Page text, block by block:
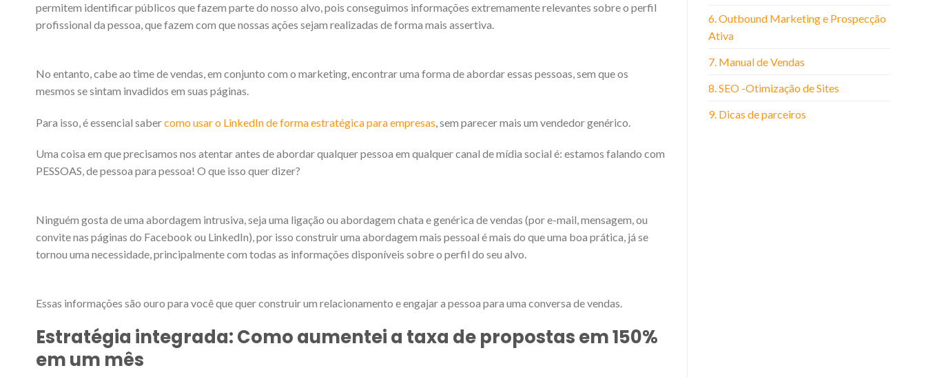
permitem identificar públicos que fazem parte do nosso alvo, pois conseguimos informações extremamente relevantes sobre o perfil
profissional da pessoa, que fazem com que nossas ações sejam realizadas de forma mais assertiva.
No entanto, cabe ao time de vendas, em conjunto com o marketing, encontrar uma forma de abordar essas pessoas, sem que os
mesmos se sintam invadidos em suas páginas.
Para isso, é essencial sabercomo usar o LinkedIn de formaestratégica para empresas , sem parecer mais um vendedor genérico.
Uma coisa em que precisamos nos atentar antes de abordar qualquer pessoa em qualquer canal de mídia social é: estamos falando com
PESSOAS, de pessoa para pessoa! O que isso quer dizer?
Ninguém gosta de uma abordagem intrusiva, seja uma ligação ou abordagem chata e genérica de vendas (por e-mail, mensagem, ou
convite nas páginas do Facebook ou LinkedIn), por isso construir uma abordagem mais pessoal é mais do que uma boa prática, já se
tornou uma necessidade, principalmente com todas as informações disponíveis sobre o perfil do seu alvo.
Essas informações são ouro para você que quer construir um relacionamento e engajar a pessoa para uma conversa de vendas.
Estratégia integrada: Como aumentei a taxa de propostas em 150%
em um mês
6. Outbound Marketing e Prospecção
Ativa
7. Manual de Vendas
8. SEO -Otimização de Sites
9. Dicas de parceiros